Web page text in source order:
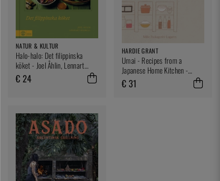
NATUR & KULTUR
Halo-halo: Det filippinska
köket - Joel Åhlin, Lennart
Weibull
€ 24
HARDIE GRANT
Umai - Recipes from a
Japanese Home Kitchen -
Millie Tsukagoshi Lagares
€ 31